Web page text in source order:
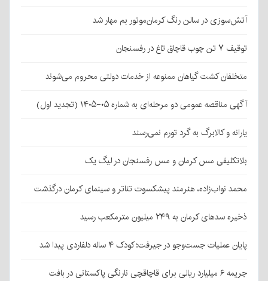
آتش‌سوزی در سالن رنگ کرمان‌موتور بم مهار شد
توقیف ۷ تن چوب قاچاق تاغ در رفسنجان
متخلفان کشت گیاهان ممنوعه از خدمات دولتی محروم می‌شوند
آگهی مناقصه عمومی دو مرحله‌ای به شماره ۰۵-۱۴۰۵ (تجدید اول)
یارانه و کالابرگ به گرد تورم نمی‌رسند
بلاتکلیفی مس کرمان و مس رفسنجان در لیگ یک
محمد نواب‌زاده، هنرمند پیشکسوت تئاتر و سینمای کرمان درگذشت
ذخیره سدهای کرمان به ۲۴۹ میلیون مترمکعب رسید
پایان عملیات جست‌وجو در جیرفت؛ کودک ۴ ساله دلفاردی پیدا شد
جریمه ۶ میلیارد ریالی برای قاچاقچی نارنگی پاکستانی در بافت